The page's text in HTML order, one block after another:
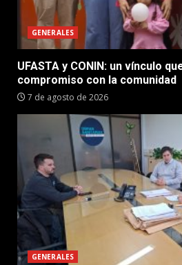
GENERALES
UFASTA y CONIN: un vínculo
compromiso con la comunidad
7 de agosto de 2026
GENERALES